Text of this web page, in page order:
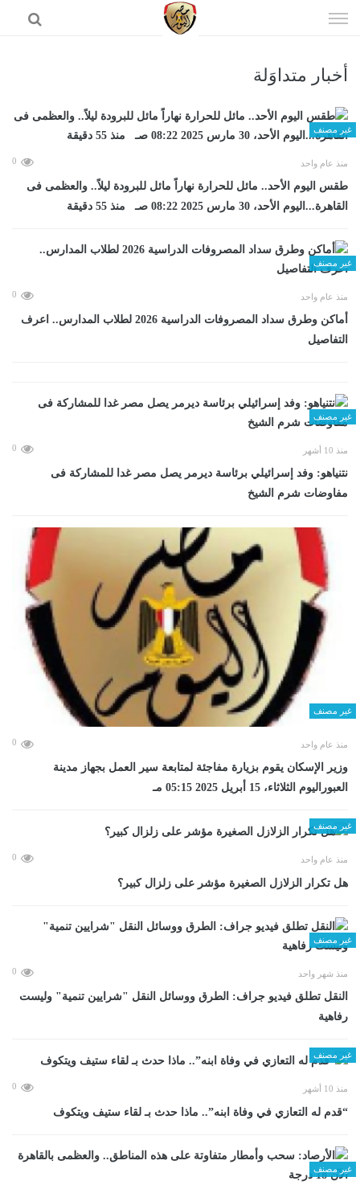
الى
أخبار متداوَلة
غير مصنف
منذ عام واحد 0
طقس اليوم الأحد.. مائل للحرارة نهاراً مائل للبرودة ليلاً.. والعظمى فى
القاهرة...اليوم الأحد، 30 مارس 2025 08:22 صـ منذ 55 دقيقة
غير مصنف
منذ عام واحد 0
أماكن وطرق سداد المصروفات الدراسية 2026 لطلاب المدارس.. اعرف
التفاصيل
غير مصنف
منذ 10 أشهر 0
نتنياهو: وفد إسرائيلي برئاسة ديرمر يصل مصر غدا للمشاركة فى
مفاوضات شرم الشيخ
غير مصنف
منذ عام واحد 0
وزير الإسكان يقوم بزيارة مفاجئة لمتابعة سير العمل بجهاز مدينة
العبوراليوم الثلاثاء، 15 أبريل 2025 05:15 مـ
غير مصنف
منذ عام واحد 0
هل تكرار الزلازل الصغيرة مؤشر على زلزال كبير؟
غير مصنف
منذ شهر واحد 0
​النقل تطلق فيديو جراف: الطرق ووسائل النقل "شرايين تنمية" وليست
رفاهية
غير مصنف
منذ 10 أشهر 0
“قدم له التعازي في وفاة ابنه”.. ماذا حدث بـ لقاء ستيف ويتكوف
غير مصنف